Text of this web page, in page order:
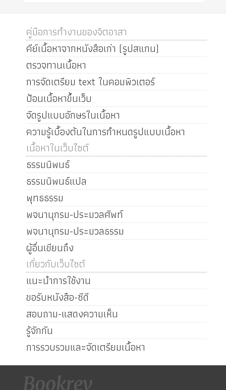
คู่มือการทำงานของจิตอาสา
คีย์เนื้อหาจากหนังสือเก่า (รูปสแกน)
ตรวจทานเนื้อหา
การจัดเตรียม text ในคอมพิวเตอร์
ป้อนเนื้อหาขึ้นเว็บ
จัดรูปแบบอักษรในเนื้อหา
ความรู้เบื้องต้นในการกำหนดรูปแบบเนื้อหา
เนื้อหาในเว็บไซต์
ธรรมนิพนธ์
ธรรมนิพนธ์แปล
พุทธธรรม
พจนานุกรม-ประมวลศัพท์
พจนานุกรม-ประมวลธรรม
ผู้อื่นเขียนถึง
เกี่ยวกับเว็บไซต์
แนะนำการใช้งาน
ขอรับหนังสือ-ซีดี
สอบถาม-แสดงความเห็น
รู้จักกัน
การรวบรวมและจัดเตรียมเนื้อหา